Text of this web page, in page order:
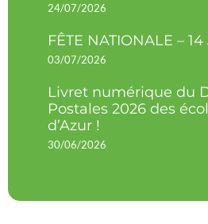
24/07/2026
FÊTE NATIONALE –
03/07/2026
Livret numérique du
Postales 2026 des
d’Azur !
30/06/2026